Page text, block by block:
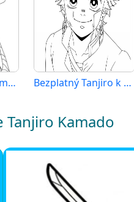
Tanjiro v anime Kimetsu no Yaiba Bezplatný Tanjiro k vytištění
Tanjiro Kamado